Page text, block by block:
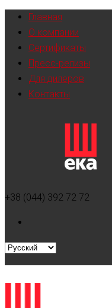
Главная
О компании
Сертификаты
Пресс-релизы
Для дилеров
Контакты
+38 (044) 392 72 72